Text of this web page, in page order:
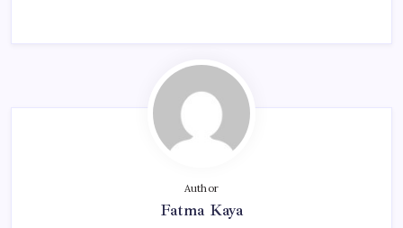
Author
Fatma Kaya